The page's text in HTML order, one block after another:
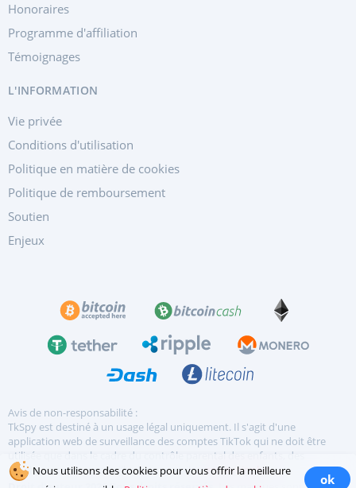
Honoraires
Programme d'affiliation
Témoignages
L'INFORMATION
Vie privée
Conditions d'utilisation
Politique en matière de cookies
Politique de remboursement
Soutien
Enjeux
Avis de non-responsabilité :
TkSpy est destiné à un usage légal uniquement. Il s'agit d'une
application web de surveillance des comptes TikTok qui ne doit être
utilisée que dans le cadre du contrôle parental des enfants, des
employeurs pour surveiller les appareils...en savoir plus
Nous utilisons des cookies pour vous offrir la meilleure
ok